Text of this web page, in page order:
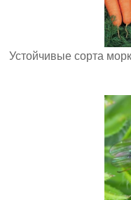
Устойчивые сорта